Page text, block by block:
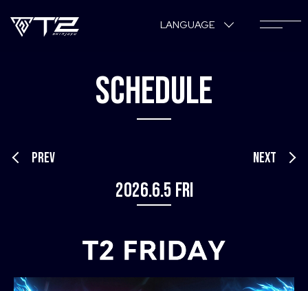
LANGUAGE
SCHEDULE
PREV
2026.6.5 Fri
NEXT